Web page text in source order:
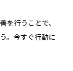
を行うことで、
。今すぐ行動に